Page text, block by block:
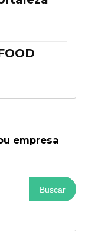
empresa
Buscar